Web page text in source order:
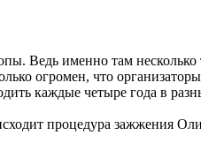
Ведь именно там
огромен, что
каждые четыре года в
процедура зажжения